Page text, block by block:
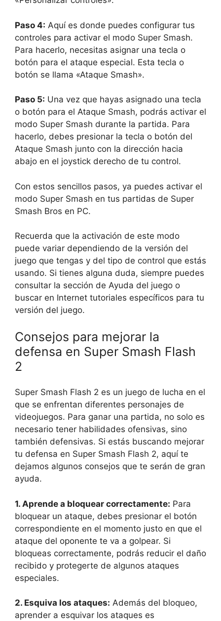
Paso 4: Aquí es donde puedes configurar tus
controles para activar el modo Super Smash.
Para hacerlo, necesitas asignar una tecla o
botón para el ataque especial. Esta tecla o
botón se llama «Ataque Smash».
Paso 5: Una vez que hayas asignado una tecla
o botón para el Ataque Smash, podrás activar el
modo Super Smash durante la partida. Para
hacerlo, debes presionar la tecla o botón del
Ataque Smash junto con la dirección hacia
abajo en el joystick derecho de tu control.
Con estos sencillos pasos, ya puedes activar el
modo Super Smash en tus partidas de Super
Smash Bros en PC.
Recuerda que la activación de este modo
puede variar dependiendo de la versión del
juego que tengas y del tipo de control que estás
usando. Si tienes alguna duda, siempre puedes
consultar la sección de Ayuda del juego o
buscar en Internet tutoriales específicos para tu
versión del juego.
Consejos para mejorar la
defensa en Super Smash Flash
2
Super Smash Flash 2 es un juego de lucha en el
que se enfrentan diferentes personajes de
videojuegos. Para ganar una partida, no solo es
necesario tener habilidades ofensivas, sino
también defensivas. Si estás buscando mejorar
tu defensa en Super Smash Flash 2, aquí te
dejamos algunos consejos que te serán de gran
ayuda.
1. Aprende a bloquear correctamente: Para
bloquear un ataque, debes presionar el botón
correspondiente en el momento justo en que el
ataque del oponente te va a golpear. Si
bloqueas correctamente, podrás reducir el daño
recibido y protegerte de algunos ataques
especiales.
2. Esquiva los ataques: Además del bloqueo,
aprender a esquivar los ataques es